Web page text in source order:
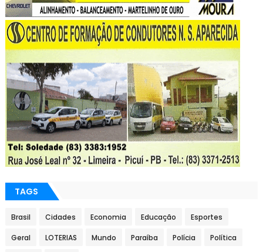
TAGS
Brasil Cidades Economia Educação Esportes
Geral LOTERIAS Mundo Paraíba Polícia Política